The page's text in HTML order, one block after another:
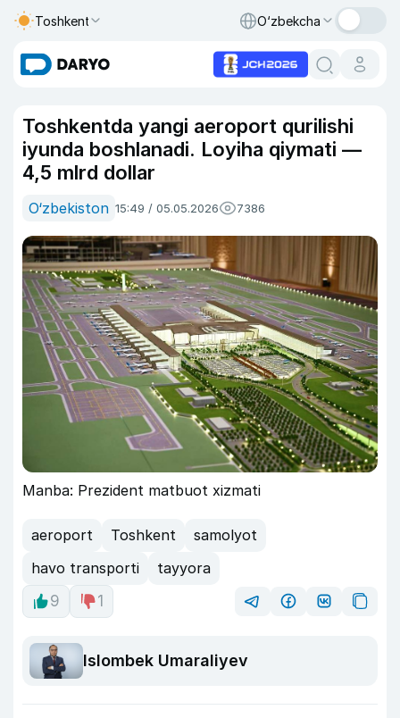
Toshkent O‘zbekcha
Toshkentda yangi aeroport qurilishi
iyunda boshlanadi. Loyiha qiymati —
4,5 mlrd dollar
O‘zbekiston 15:49 / 05.05.2026 7386
Manba: Prezident matbuot xizmati
aeroport Toshkent
samolyot
havo transporti
tayyora
9
1
Islombek Umaraliyev